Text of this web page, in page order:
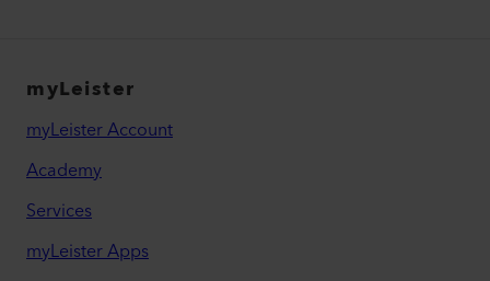
myLeister
myLeister Account
Academy
Services
myLeister Apps